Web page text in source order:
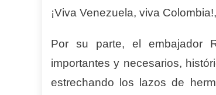
¡Viva Venezuela, viva
Por su parte, el embajador
importantes y necesarios,
estrechando los lazos de